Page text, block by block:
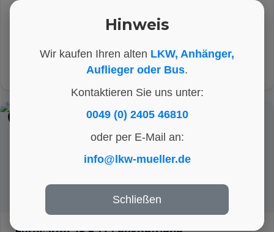
Hinweis
Wir kaufen Ihren alten LKW, Anhänger,
Auflieger oder Bus.
Kontaktieren Sie uns unter:
0049 (0) 2405 46810
oder per E-Mail an:
info@lkw-mueller.de
Schließen
Fahrerhaeuser
ARTIKEL-NR.
ET1830
DETAILS ANSEHEN